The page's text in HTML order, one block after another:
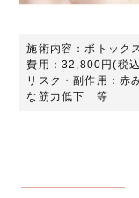
施術内容：ボトック
費用：32,800円(税
リスク・副作用：赤
な筋力低下 等